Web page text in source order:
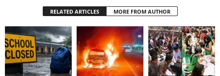
RELATED ARTICLES MORE FROM AUTHOR